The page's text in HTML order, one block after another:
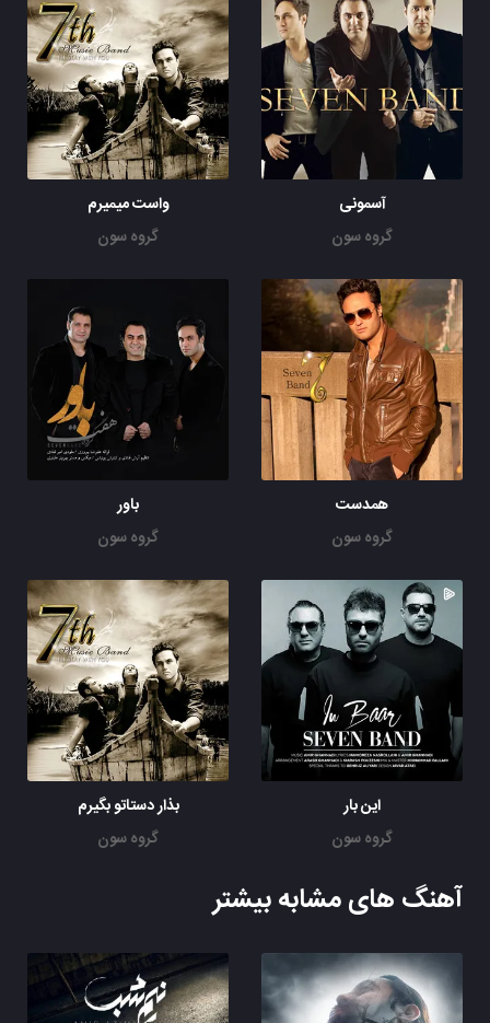
آسمونی
گروه سون
واست میمیرم
گروه سون
همدست
گروه سون
باور
گروه سون
این بار
گروه سون
بذار دستاتو بگیرم
گروه سون
آهنگ های مشابه بیشتر